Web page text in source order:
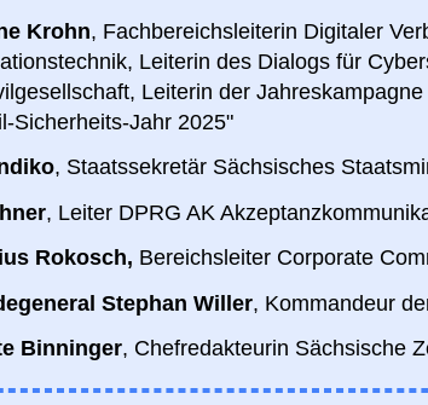
Krohn, Fachbereichsleiterin Digitaler
Leiterin des Dialogs für
Leiterin der
Sicherheits-Jahr 2025"
, Staatssekretär Sächsisches
, Leiter DPRG AK
Rokosch, Bereichsleiter Corporate
Stephan Willer, Kommandeur
Binninger, Chefredakteurin Sächsische